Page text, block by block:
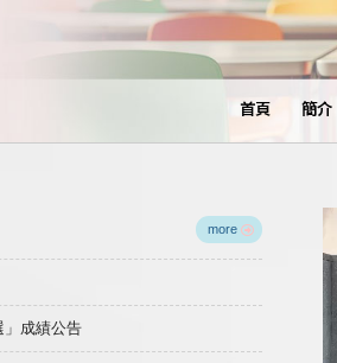
首頁 簡介
more
」成績公告